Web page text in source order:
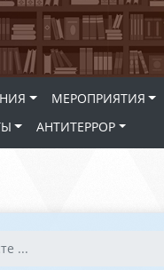
МЕРОПРИЯТИЯ
АНТИТЕРРОР
...